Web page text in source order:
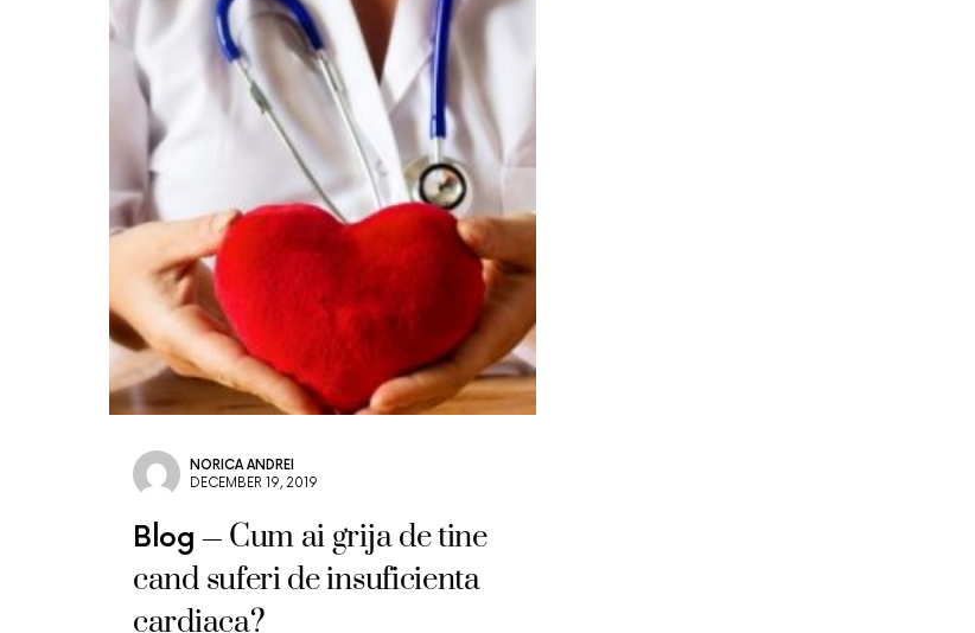
NORICA ANDREI
DECEMBER 19, 2019
Blog
Cum ai grija de tine
cand suferi de insuficienta
cardiaca?